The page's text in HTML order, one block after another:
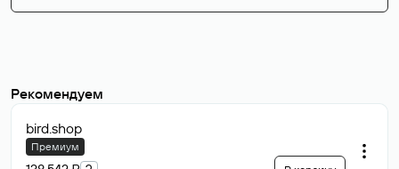
Рекомендуем
bird.shop
Премиум